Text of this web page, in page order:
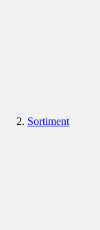
Sortiment